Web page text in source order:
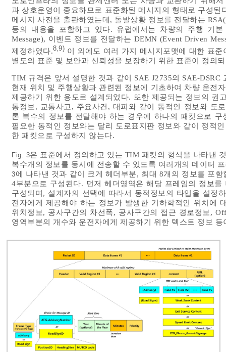
과 상호운영이 중요하므로 표준화된 메시지의 형태로 구성된
메시지 사전을 출판하였는데, 돌발상황 정보를 전달하는
등의 내용을 포함하고 있다. 유럽에서는 차량의 주행 기본
Message), 이벤트 정보를 전달하는 DEMN (Event Driven
제정하였다.8,9) 이 외에도 여러 가지 메시지포맷에 대한 표
별도의 표준 및 보안과 신뢰성을 보장하기 위한 표준이 정의
TIM 규격은 앞서 설명한 것과 같이 SAE J2735의 SAE-
현재 위치 및 주행상황과 관련된 정보에 기초하여 차량 운전
제공하기 위한 용도로 설계되었다. 또한 제공되는 정보의 권
통정보, 교통사고, 주요사건, 대피와 같이 동적인 정보와 도
론 복수의 정보를 전달해야 하는 경우에 하나의 패킷으로
필요한 동적인 정보와는 달리 도로표지판 정보와 같이 정적
한 패킷으로 구성하지 않는다.
Fig. 3은 표준에서 정의하고 있는 TIM 패킷의 형식을 나타낸
복수개의 정보를 동시에 전송할 수 있도록 여러개의 데이터
3에 나타낸 것과 같이 크게 헤더부분, 최대 8개의 정보를 포
4부분으로 구성된다. 먼저 헤더영역은 해당 프레임의 정보
구성되며, 설계자의 선택에 따라서 동적정보의 타입을 설정
전자에게 제공해야 하는 정보가 발생한 기하학적인 위치에
위치정보, 공사구간의 차선폭, 공사구간의 접근 경로정보,
영역부분의 개수와 운전자에게 제공하기 위한 텍스트 정보 등